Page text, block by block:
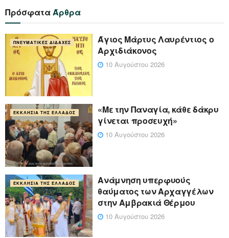
ΠρόσφαταΆρθρα
ΠΝΕΥΜΑΤΙΚΈΣ ΔΙΔΑΧΈΣ
Άγιος Μάρτυς Λαυρέντιος ο
Αρχιδιάκονος
10 Αυγούστου 2026
ΕΚΚΛΗΣΊΑ ΤΗΣ ΕΛΛΆΔΟΣ
«Με την Παναγία, κάθε δάκρυ
γίνεται προσευχή»
10 Αυγούστου 2026
ΕΚΚΛΗΣΊΑ ΤΗΣ ΕΛΛΆΔΟΣ
Ανάμνηση υπερφυούς
θαύματος των Αρχαγγέλων
στην Αμβρακιά Θέρμου
10 Αυγούστου 2026